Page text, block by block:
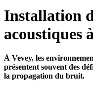
Installation
acoustiques
À Vevey, les
présentent souvent des
la propagation du bruit.